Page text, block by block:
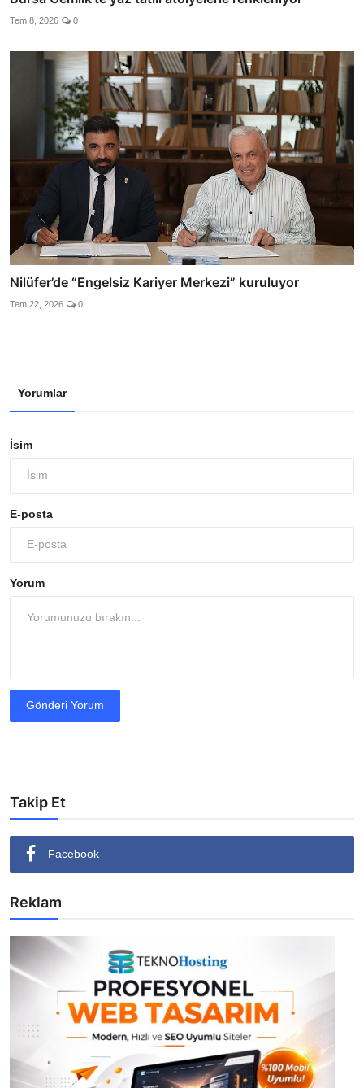
Tem 8, 2026 0
Nilüfer’de “Engelsiz Kariyer Merkezi” kuruluyor
Tem 22, 2026 0
Yorumlar
İsim
E-posta
Yorum
Gönderi Yorum
Takip Et
Facebook
Reklam